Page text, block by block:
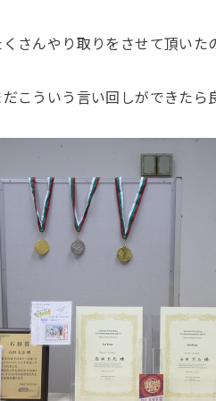
さんやり取りをさせて頂いた
こういう言い回しができたら